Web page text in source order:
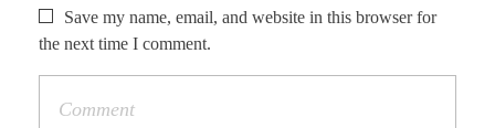
Save my name, email, and website in this browser for
the next time I comment.